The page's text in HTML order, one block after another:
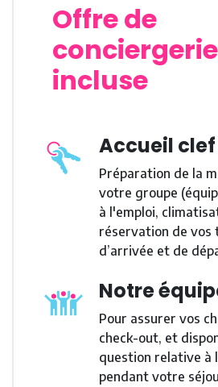
Offre de
conciergerie
incluse
Accueil
Préparation de la
votre groupe
à l'emploi,
réservation de vos
d’arrivée et de
Notre
Pour assurer vos
check-out, et
question relative à
pendant votre